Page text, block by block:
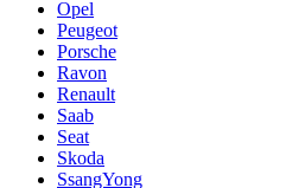
Opel
Peugeot
Porsche
Ravon
Renault
Saab
Seat
Skoda
SsangYong